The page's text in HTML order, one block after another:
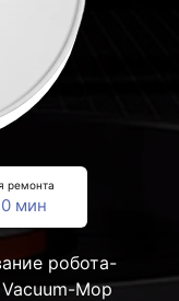
ремонта
мин
робота-
Mop